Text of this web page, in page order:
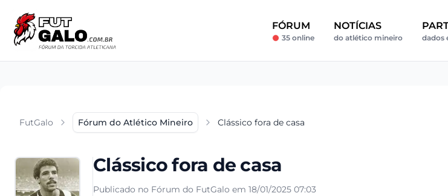
FÓRUM
35 online
NOTÍCIAS
do atlético mineiro dados
FutGalo Fórum do Atlético Mineiro Clássico fora de casa
Clássico fora de casa
Publicado no Fórum do FutGalo em 18/01/2025 07:03